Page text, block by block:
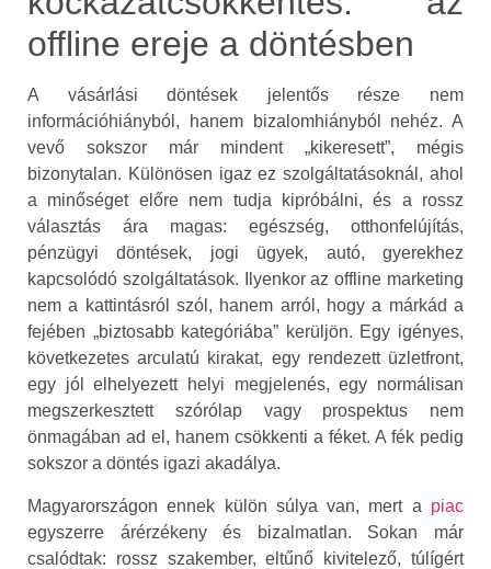
offline ereje a döntésben
A vásárlási döntések jelentős része nem
információhiányból, hanem bizalomhiányból nehéz. A
vevő sokszor már mindent „kikeresett”, mégis
bizonytalan. Különösen igaz ez szolgáltatásoknál, ahol
a minőséget előre nem tudja kipróbálni, és a rossz
választás ára magas: egészség, otthonfelújítás,
pénzügyi döntések, jogi ügyek, autó, gyerekhez
kapcsolódó szolgáltatások. Ilyenkor az offline marketing
nem a kattintásról szól, hanem arról, hogy a márkád a
fejében „biztosabb kategóriába” kerüljön. Egy igényes,
következetes arculatú kirakat, egy rendezett üzletfront,
egy jól elhelyezett helyi megjelenés, egy normálisan
megszerkesztett szórólap vagy prospektus nem
önmagában ad el, hanem csökkenti a féket. A fék pedig
sokszor a döntés igazi akadálya.
Magyarországon ennek külön súlya van, mert a piac
egyszerre árérzékeny és bizalmatlan. Sokan már
csalódtak: rossz szakember, eltűnő kivitelező, túlígért